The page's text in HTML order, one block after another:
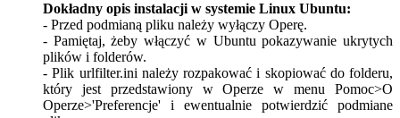
Dokładny opis instalacji w systemie Linux Ubuntu:
- Przed podmianą pliku należy wyłączy Operę.
- Pamiętaj, żeby włączyć w Ubuntu pokazywanie ukrytych
plików i folderów.
- Plik urlfilter.ini należy rozpakować i skopiować do folderu,
który jest przedstawiony w Operze w menu Pomoc>O
Operze>'Preferencje' i ewentualnie potwierdzić podmiane